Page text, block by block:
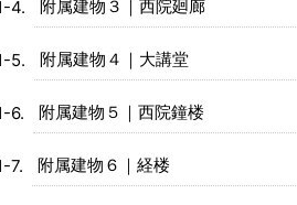
附属建物３｜西院廻廊
附属建物４｜大講堂
附属建物５｜西院鐘楼
附属建物６｜経楼